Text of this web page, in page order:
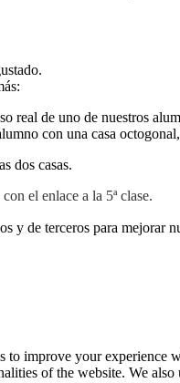
real de uno de nuestros
con una casa
dos casas.
el enlace a la 5ª clase.
y de terceros para mejorar
to improve your experience
of the website. We